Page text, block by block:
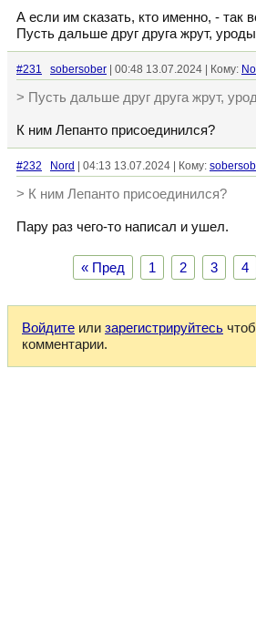
А если им сказать, кто именно, - так
Пусть дальше друг друга жрут,
#231 sobersober | 00:48 13.07.2024 | Кому:
> Пусть дальше друг друга жрут,
К ним Лепанто присоединился?
#232 Nord | 04:13 13.07.2024 | Кому:
> К ним Лепанто присоединился?
Пару раз чего-то написал и ушел.
« Пред 1 2 3 4
Войдите или зарегистрируйтесь
комментарии.